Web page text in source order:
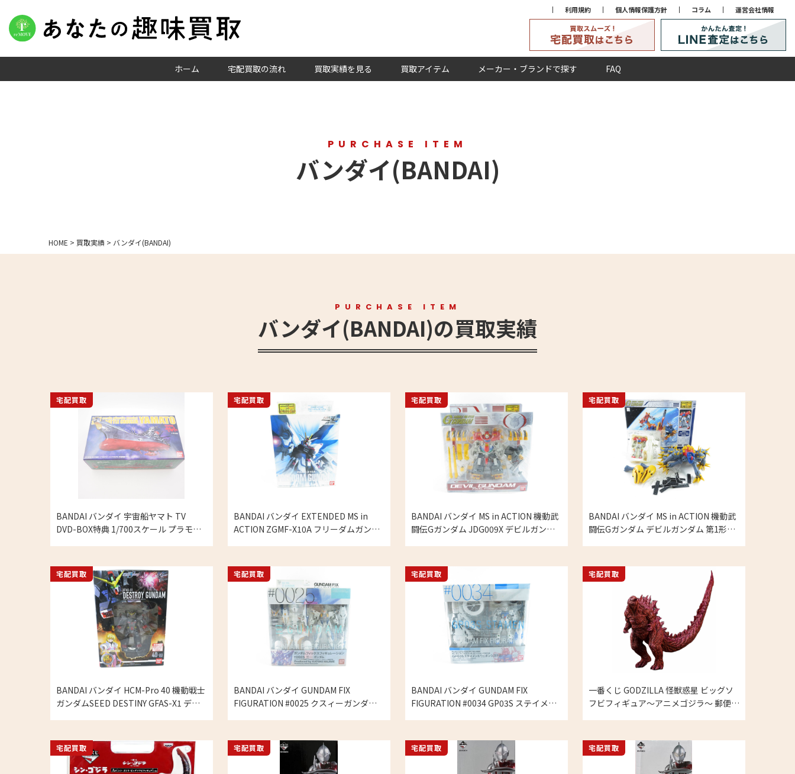
利用規約 個人情報保護方針 コラム 運営会社情報
ホーム 宅配買取の流れ 買取実績を見る 買取アイテム メーカー・ブランドで探す FAQ
PURCHASE ITEM
バンダイ(BANDAI)
HOME > 買取実績 > バンダイ(BANDAI)
PURCHASE ITEM
バンダイ(BANDAI)の買取実績
BANDAI バンダイ 宇宙船ヤマト TV
DVD-BOX特典 1/700スケール プラモデ
宅配買取
BANDAI バンダイ EXTENDED MS in
ACTION ZGMF-X10A フリーダムガンダ
宅配買取
BANDAI バンダイ MS in ACTION 機動武
闘伝Gガンダム JDG009X デビルガンダ
宅配買取
BANDAI バンダイ MS in ACTION 機動武
闘伝Gガンダム デビルガンダム 第1形態
宅配買取
BANDAI バンダイ HCM-Pro 40 機動戦士
ガンダムSEED DESTINY GFAS-X1 デス
宅配買取
BANDAI バンダイ GUNDAM FIX
FIGURATION #0025 クスィーガンダム
宅配買取
BANDAI バンダイ GUNDAM FIX
FIGURATION #0034 GP03S ステイメン
宅配買取
一番くじ GODZILLA 怪獣惑星 ビッグソ
フビフィギュア～アニメゴジラ～ 郵便局
宅配買取
宅配買取 宅配買取 宅配買取 宅配買取